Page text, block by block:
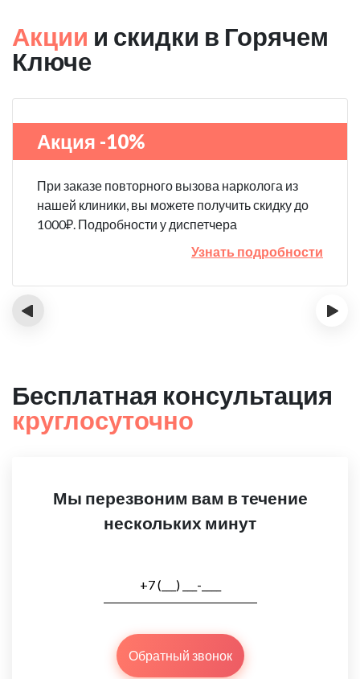
Акции и скидки в Горячем
Ключе
Акция -10%
При заказе повторного вызова нарколога из
нашей клиники, вы можете получить скидку до
1000₽. Подробности у диспетчера
Узнать подробности
‹ ›
Бесплатная консультация
круглосуточно
Мы перезвоним вам в течение
нескольких минут
Обратный звонок